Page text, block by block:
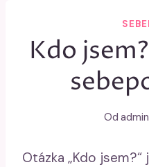
obsahKdo
Od admin
Otázka „Kdo